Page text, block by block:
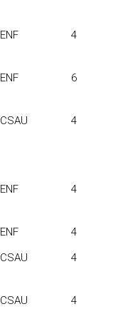
ENF 4
ENF 6
CSAU 4
ENF 4
ENF 4
CSAU 4
CSAU 4